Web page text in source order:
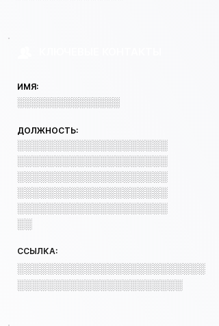
ИМЯ:
░░░░░░░░░░░░░░░
ДОЛЖНОСТЬ:
░░░░░░░░░░░░░░░░░░░░
░░░░░░░░░░░░░░░░░░░░
░░░░░░░░░░░░░░░░░░░░
░░░░░░░░░░░░░░░░░░░░
░░░░░░░░░░░░░░░░░░░░
░░
ССЫЛКА:
░░░░░░░░░░░░░░░░░░░░░░░░░
░░░░░░░░░░░░░░░░░░░░░░